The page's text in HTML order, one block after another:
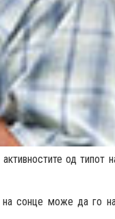
од типот
сонце може да го